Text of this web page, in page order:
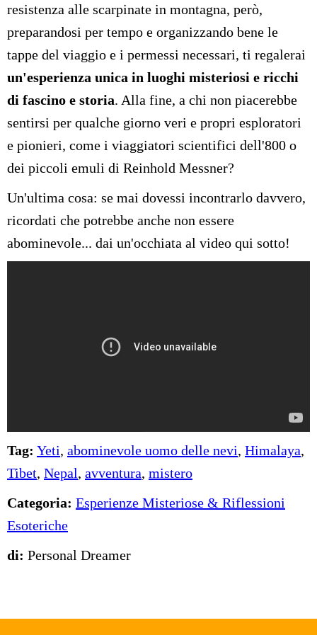
resistenza alle scarpinate in montagna, però,
preparandosi per tempo e organizzando bene le
tappe del viaggio e i permessi necessari, ti regalerai
un'esperienza unica in luoghi misteriosi e ricchi
di fascino e storia. Alla fine, a chi non piacerebbe
sentirsi per qualche giorno veri e propri esploratori
e pionieri, come i viaggiatori scientifici dell'800 o
dei piccoli emuli di Reinhold Messner?
Un'ultima cosa: se mai dovessi incontrarlo davvero,
ricordati che potrebbe anche non essere
abominevole... dai un'occhiata al video qui sotto!
Tag: Yeti, abominevole uomo delle nevi, Himalaya,
Tibet, Nepal, avventura, mistero
Categoria: Esperienze Misteriose & Riflessioni
Esoteriche
di: Personal Dreamer